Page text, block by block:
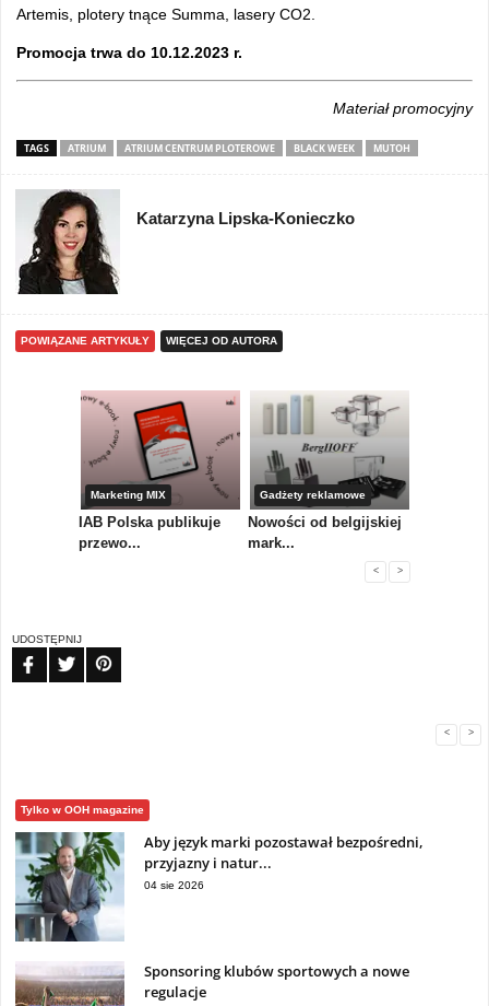
Artemis, plotery tnące Summa, lasery CO2.
Promocja trwa do 10.12.2023 r.
Materiał promocyjny
TAGS ATRIUM ATRIUM CENTRUM PLOTEROWE BLACK WEEK MUTOH
Katarzyna Lipska-Konieczko
POWIĄZANE ARTYKUŁY WIĘCEJ OD AUTORA
Marketing MIX
IAB Polska publikuje
przewo...
Gadżety reklamowe
Nowości od belgijskiej
mark...
< >
UDOSTĘPNIJ
< >
Tylko w OOH magazine
Aby język marki pozostawał bezpośredni,
przyjazny i natur...
04 sie 2026
Sponsoring klubów sportowych a nowe
regulacje